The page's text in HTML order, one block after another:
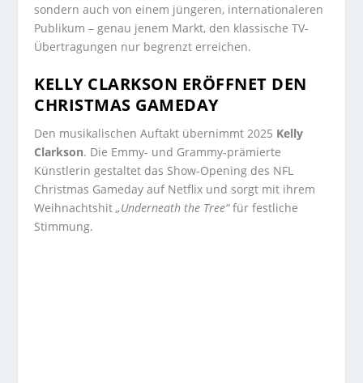
sondern auch von einem jüngeren, internationaleren
Publikum – genau jenem Markt, den klassische TV-
Übertragungen nur begrenzt erreichen.
KELLY CLARKSON ERÖFFNET DEN
CHRISTMAS GAMEDAY
Den musikalischen Auftakt übernimmt 2025 Kelly
Clarkson. Die Emmy- und Grammy-prämierte
Künstlerin gestaltet das Show-Opening des NFL
Christmas Gameday auf Netflix und sorgt mit ihrem
Weihnachtshit„Underneath the Tree“für festliche
Stimmung.